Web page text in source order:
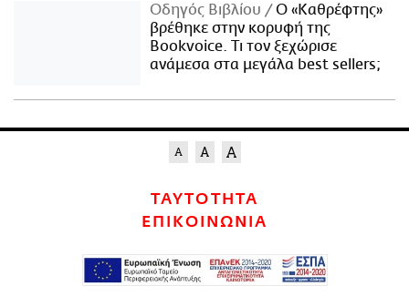
Οδηγός Βιβλίου
Ο «Καθρέφτης»
βρέθηκε στην κορυφή της
Bookvoice. Τι τον ξεχώρισε
ανάμεσα στα μεγάλα best sellers;
ΤΑΥΤΟΤΗΤΑ
ΕΠΙΚΟΙΝΩΝΙΑ